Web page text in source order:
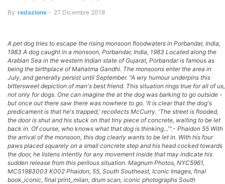
By redazione - 27 Dicembre 2018
A pet dog tries to escape the rising monsoon floodwaters in Porbandar, India,
1983 A dog caught in a monsoon, Porbandar, India, 1983 Located along the
Arabian Sea in the western Indian state of Gujarat, Porbandar is famous as
being the birthplace of Mahatma Gandhi. The monsoons enter the area in
July, and generally persist until September. "A wry humour underpins this
bittersweet depiction of man's best friend. This situation rings true for all of us,
not only for dogs. One can imagine the at the dog was barking to go outside -
but once out there saw there was nowhere to go. 'It is clear that the dog's
predicament is that he's trapped,' recollects McCurry. 'The street is flooded,
the door is shut and his stuck on that tiny piece of concrete, waiting to be let
back in. Of course, who knows what that dog is thinking...'".- Phaidon 55 With
the arrival of the monsoon, this dog clearly wants to be let in. With his four
paws placed squarely on a small concrete step and his head cocked towards
the door, he listens intently for any movement inside that may indicate his
sudden release from this perilous situation. Magnum Photos, NYC5961,
MCS1983003 K002 Phaidon, 55, South Southeast, Iconic Images, final
book_iconic, final print_milan, drum scan, iconic photographs South